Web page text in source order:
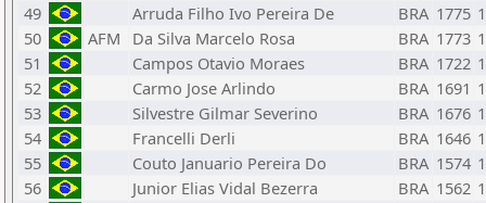
49
Arruda Filho Ivo Pereira De BRA 1775
50
AFM Da Silva Marcelo Rosa BRA 1773
51
Campos Otavio Moraes BRA 1722
52
Carmo Jose Arlindo BRA 1691
53
Silvestre Gilmar Severino BRA 1676
54
Francelli Derli BRA 1646
55
Couto Januario Pereira Do BRA 1574
56
Junior Elias Vidal Bezerra BRA 1562